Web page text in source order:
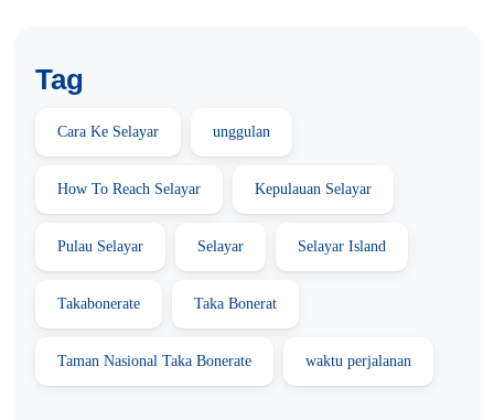
Tag
Cara Ke Selayar unggulan
How To Reach Selayar Kepulauan Selayar
Pulau Selayar Selayar Selayar Island
Takabonerate Taka Bonerat
Taman Nasional Taka Bonerate waktu perjalanan